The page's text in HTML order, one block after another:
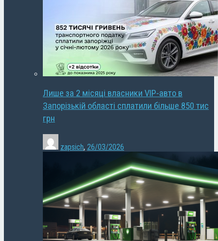
Лише за 2 місяці власники VIP-авто в
Запорізькій області сплатили більше 850 тис
грн
zapsich, 26/03/2026